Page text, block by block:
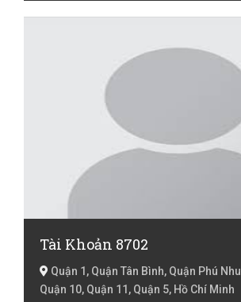
Tài Khoản 8702
Quận 1, Quận Tân Bình, Quận Phú
Quận 10, Quận 11, Quận 5, Hồ Chí Minh